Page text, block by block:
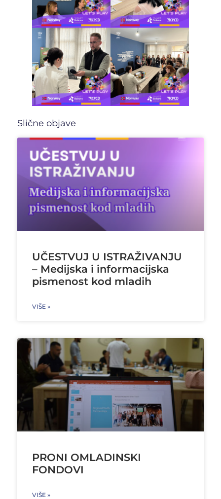
Slične objave
UČESTVUJ U ISTRAŽIVANJU
– Medijska i informacijska
pismenost kod mladih
VIŠE »
PRONI OMLADINSKI
FONDOVI
VIŠE »